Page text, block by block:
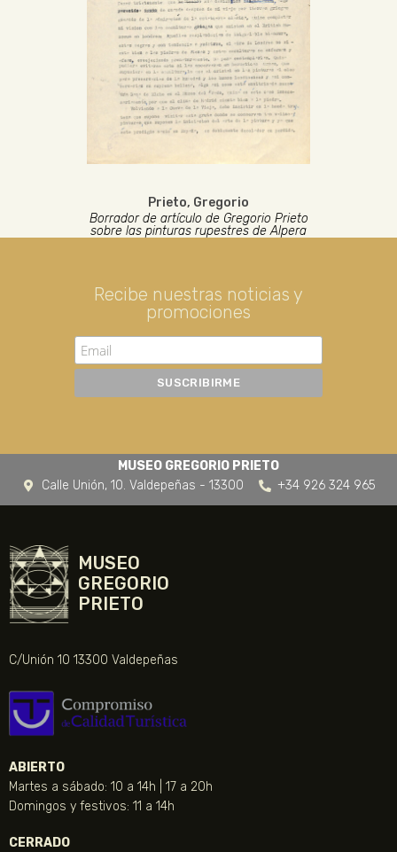
Prieto, Gregorio
Borrador de artículo de Gregorio Prieto
sobre las pinturas rupestres de Alpera
Recibe nuestras noticias y
promociones
MUSEO GREGORIO PRIETO
Calle Unión, 10. Valdepeñas - 13300
+34 926 324 965
MUSEO
GREGORIO
PRIETO
C/Unión 10 13300 Valdepeñas
ABIERTO
Martes a sábado: 10 a 14h | 17 a 20h
Domingos y festivos: 11 a 14h
CERRADO